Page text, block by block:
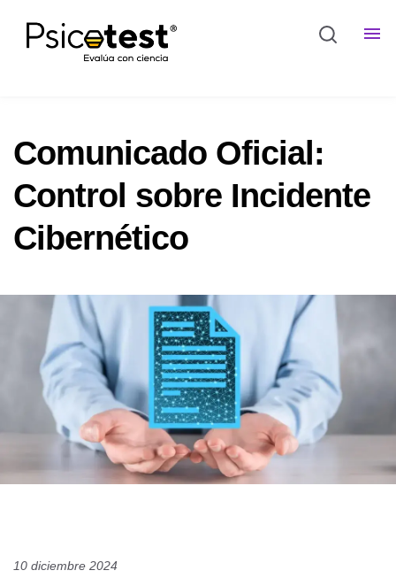
Comunicado Oficial:
Control sobre Incidente
Cibernético
10 diciembre 2024